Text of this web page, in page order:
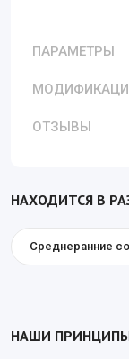
ПАРАМЕТРЫ
ОТЗЫВЫ
НАХОДИТСЯ В
Среднеранние
НАШИ